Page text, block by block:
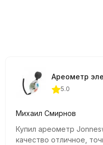
5.0
Михаил Смирнов
Купил ареометр
качество отличное,